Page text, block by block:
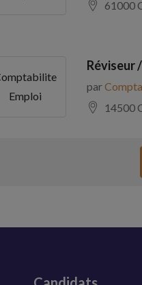
61000
Emploi
Réviseur
par
14500